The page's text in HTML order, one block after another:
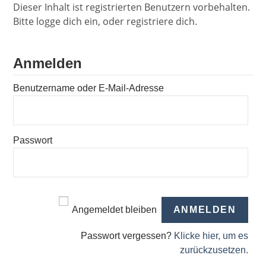
Dieser Inhalt ist registrierten Benutzern vorbehalten.
Bitte logge dich ein, oder registriere dich.
Anmelden
Benutzername oder E-Mail-Adresse
Passwort
Angemeldet bleiben
Passwort vergessen? Klicke hier, um es
zurückzusetzen.